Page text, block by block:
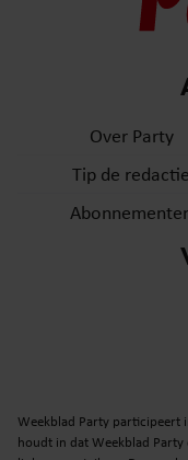
Over Party
Tip de redactie
Weekblad Party participeert
houdt in dat Weekblad